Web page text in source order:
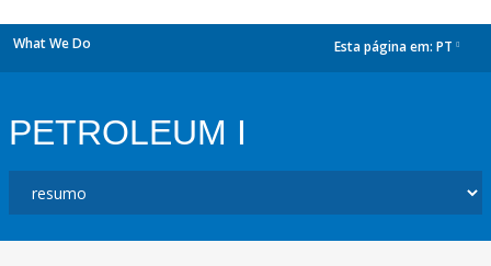
What We Do Esta página em: PT
PETROLEUM I